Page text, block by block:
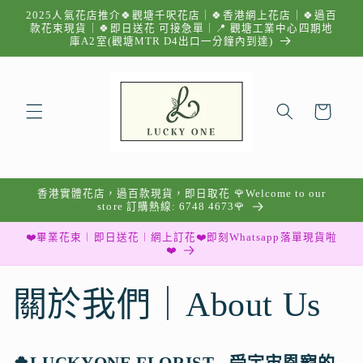
跳至內
容
2025人氣花店推介🍀觀塘千呎花店｜🍀香港網上花店｜🍀過百
款花束現貨｜🍀即日送花 可接急單｜📍 觀塘工業中心四期地
庫A2室(觀塘MTR D4出口一分鐘內到達)
物
香港實體花店，過百款現貨，即日取花 🌹Welcome to our
store 訂購熱線: 6748 4673🌹
❤️畢業花束︱即日送花︱網上訂花❤️即刻Whatsapp落單現貨啦
❤️
關於我們｜About Us